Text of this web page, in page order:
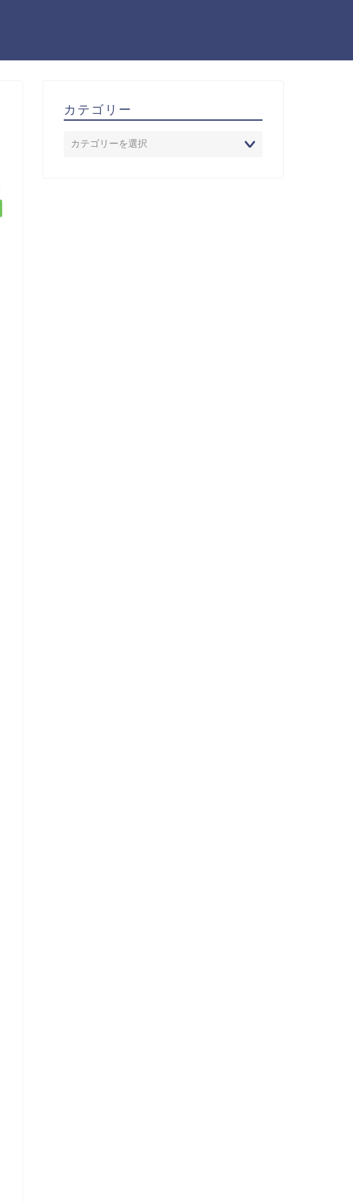
カテゴリー